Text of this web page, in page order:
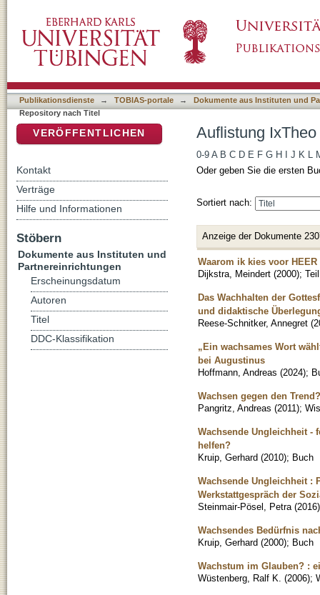
Publikationsdienste → TOBIAS-portale →
Dokumente aus Instituten und
Repository nach Titel
Auflistung
0-9 A B C D E F G H J K L
Oder geben Sie die ersten
Sortiert nach:
Anzeige der Dokumente
Waarom ik kies voor HEER
Dijkstra, Meindert (2000);
Das Wachhalten der
und didaktische
Reese-Schnitker, Annegret (
„Ein wachsames Wort
bei Augustinus
Hoffmann, Andreas (2024);
Wachsen gegen den Trend?
Pangritz, Andreas (2011);
Wachsende Ungleichheit -
helfen?
Kruip, Gerhard (2010); Buch
Wachsende Ungleichheit :
Werkstattgespräch der
Steinmair-Pösel, Petra (2016)
Wachsendes Bedürfnis
Kruip, Gerhard (2000); Buch
Wachstum im Glauben? :
Wüstenberg, Ralf K. (2006);
VERÖFFENTLICHEN
Kontakt
Verträge
Hilfe und Informationen
Stöbern
Dokumente aus Instituten und
Partnereinrichtungen
Erscheinungsdatum
Autoren
Titel
DDC-Klassifikation